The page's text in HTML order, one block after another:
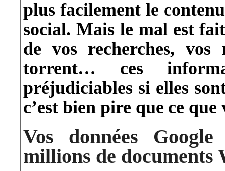
plus facilement le
social. Mais le mal est
de vos recherches, vos
torrent… ces
préjudiciables si elles
c’est bien pire que ce que
Vos données
millions de documents